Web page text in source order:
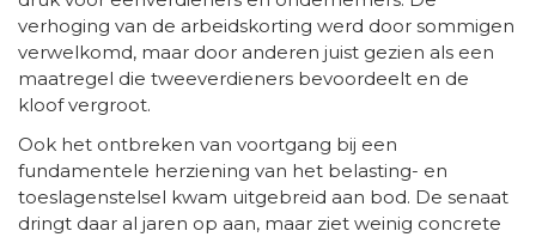
verhoging van de arbeidskorting werd door sommigen
verwelkomd, maar door anderen juist gezien als een
maatregel die tweeverdieners bevoordeelt en de
kloof vergroot.
Ook het ontbreken van voortgang bij een
fundamentele herziening van het belasting- en
toeslagenstelsel kwam uitgebreid aan bod. De senaat
dringt daar al jaren op aan, maar ziet weinig concrete